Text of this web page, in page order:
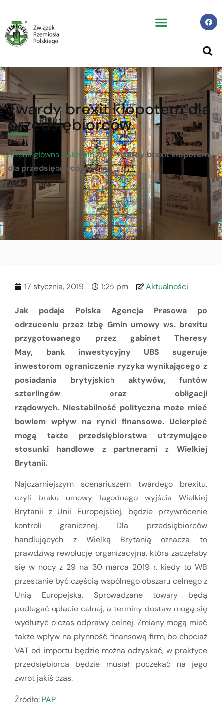
Twardy brexit kłopotem dla
przedsiębiorców
Strona główna / Aktualności/Twardy brexit kłopotem
dla przedsiębiorców
17 stycznia, 2019 1:25 pm Aktualności
Jak podaje Polska Agencja Prasowa po
odrzuceniu przez Izbę Gmin umowy ws. brexitu
przygotowanego przez gabinet Theresy
May, bank inwestycyjny UBS sugeruje
inwestorom ograniczenie ryzyka wynikającego z
posiadania brytyjskich aktywów, funtów
szterlingów oraz obligacji
rządowych. Niestabilność polityczna może mieć
bowiem wpływ na rynki finansowe. Ucierpieć
mogą także przedsiębiorstwa utrzymujące
stosunki handlowe z partnerami z Wielkiej
Brytanii.
Najczarniejszym scenariuszem twardego brexitu,
czyli braku umowy łagodnego wyjścia Wielkiej
Brytanii z Unii Europejskiej, będzie przywrócenie
kontroli granicznej. Dla przedsiębiorców
handlujących z Wielką Brytanią oznacza to
prawdziwą rewolucję organizacyjną, która zaczęłaby
się w nocy z 29 na 30 marca 2019 r. kiedy to WB
przestanie być częścią wspólnego obszaru celnego z
Unią Europejską. Sprowadzane towary będą
podlegać opłacie celnej, a terminy dostaw mogą się
wydłużyć o czas odprawy celnej. Zmiany mogą mieć
także wpływ na płynność finansową firm, bo chociaż
VAT od importu będzie można odzyskać, w praktyce
przedsiębiorca będzie musiał poczekać na jego
zwrot jakiś czas.
Źródło: PAP